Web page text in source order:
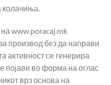
колачиња.
www.poracaj.mk
производ без да направи
активност се генерира
појави во форма на оглас
врз основа на